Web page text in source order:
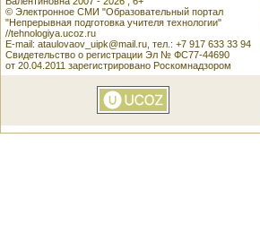
© Электронное СМИ "Образовательный портал
"Непрерывная подготовка учителя технологии"
//tehnologiya.ucoz.ru
E-mail: ataulovaov_uipk@mail.ru, тел.: +7 917 633 33 94
Свидетельство о регистрации Эл № ФС77-44690
от 20.04.2011 зарегистрировано Роскомнадзором